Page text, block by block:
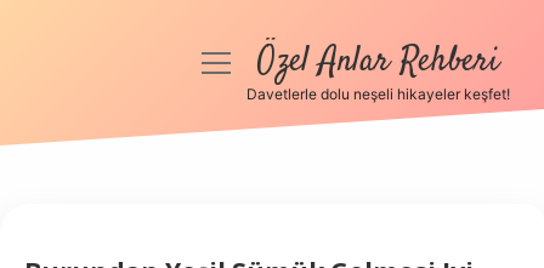
Anasayfa
menüyüÖzel Anlar Rehberi
Davetlerle dolu neşeli hikayeler keşfet!